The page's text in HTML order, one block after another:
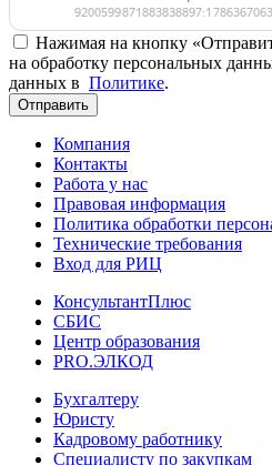
Нажимая на кнопку
на обработку персональных
данных в Политике.
Отправить
Компания
Контакты
Работа у нас
Правовая информация
Политика обработки
Технические требования
Вход для РИЦ
КонсультантПлюс
СБИС
Центр образования
PRO.ЭЛКОД
Бухгалтеру
Юристу
Кадровому работнику
Специалисту по закупкам